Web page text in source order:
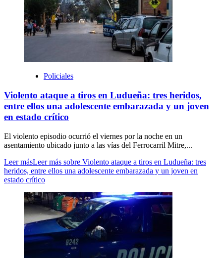
Policiales
Violento ataque a tiros en Ludueña: tres heridos,
entre ellos una adolescente embarazada y un joven
en estado crítico
El violento episodio ocurrió el viernes por la noche en un
asentamiento ubicado junto a las vías del Ferrocarril Mitre,...
Leer másLeer más sobre Violento ataque a tiros en Ludueña: tres
heridos, entre ellos una adolescente embarazada y un joven en
estado crítico